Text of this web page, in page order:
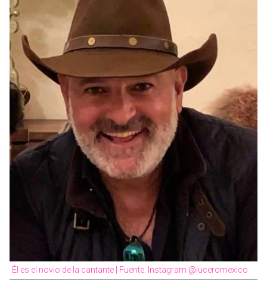
Él es el novio de la cantante | Fuente: Instagram @luceromexico